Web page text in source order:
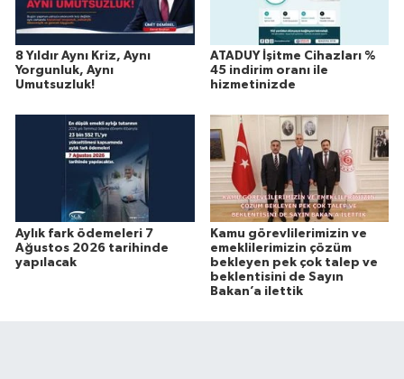
8 Yıldır Aynı Kriz, Aynı
Yorgunluk, Aynı
Umutsuzluk!
ATADUY İşitme Cihazları %
45 indirim oranı ile
hizmetinizde
Aylık fark ödemeleri 7
Ağustos 2026 tarihinde
yapılacak
Kamu görevlilerimizin ve
emeklilerimizin çözüm
bekleyen pek çok talep ve
beklentisini de Sayın
Bakan’a ilettik